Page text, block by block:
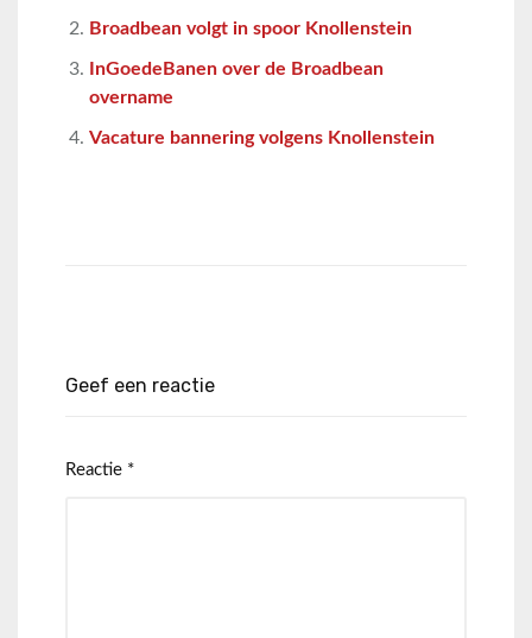
Broadbean volgt in spoor Knollenstein
InGoedeBanen over de Broadbean
overname
Vacature bannering volgens Knollenstein
Geef een reactie
Reactie *